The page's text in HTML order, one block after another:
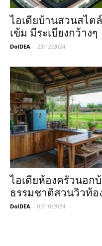
ไอเดียบ้านสวนสไต
เข้ม มีระเบียงกว้างๆ
DoIDEA - 23/12/2024
ไอเดียห้องครัวนอก
ธรรมชาติสวนวิวท้อ
DoIDEA - 05/10/2024